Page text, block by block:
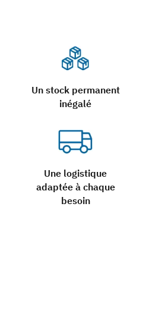
Un stock permanent
inégalé
Une logistique
adaptée à chaque
besoin